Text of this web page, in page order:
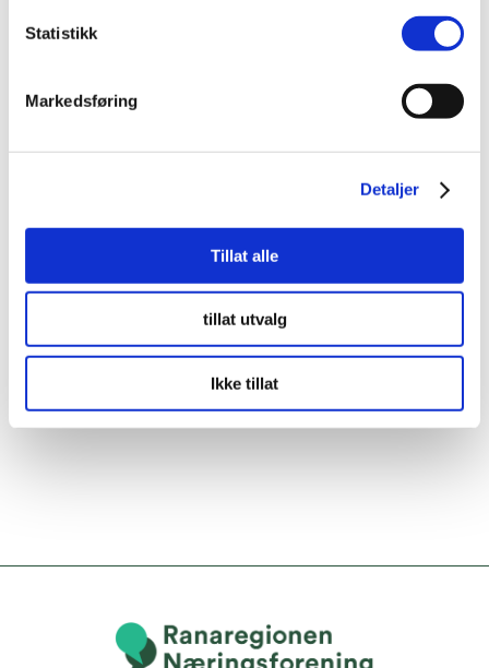
Statistikk
Markedsføring
Detaljer
Tillat alle
tillat utvalg
Ikke tillat